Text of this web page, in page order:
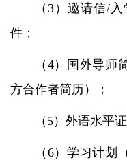
（3）邀请信/
件；
（4）国外导师
方合作者简历）；
（5）外语水平
（6）学习计划